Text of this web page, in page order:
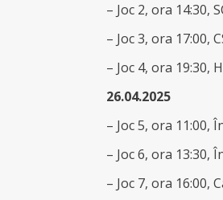
– Joc 2, ora 14:30,
– Joc 3, ora 17:00,
– Joc 4, ora 19:30,
26.04.2025
– Joc 5, ora 11:00,
– Joc 6, ora 13:30,
– Joc 7, ora 16:00,